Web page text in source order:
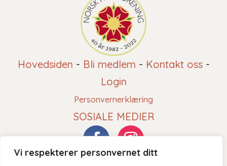
Vi respekterer personvernet ditt
Hovedsiden - Bli medlem - Kontakt oss-
Login
Personvernerklæring
SOSIALE MEDIER